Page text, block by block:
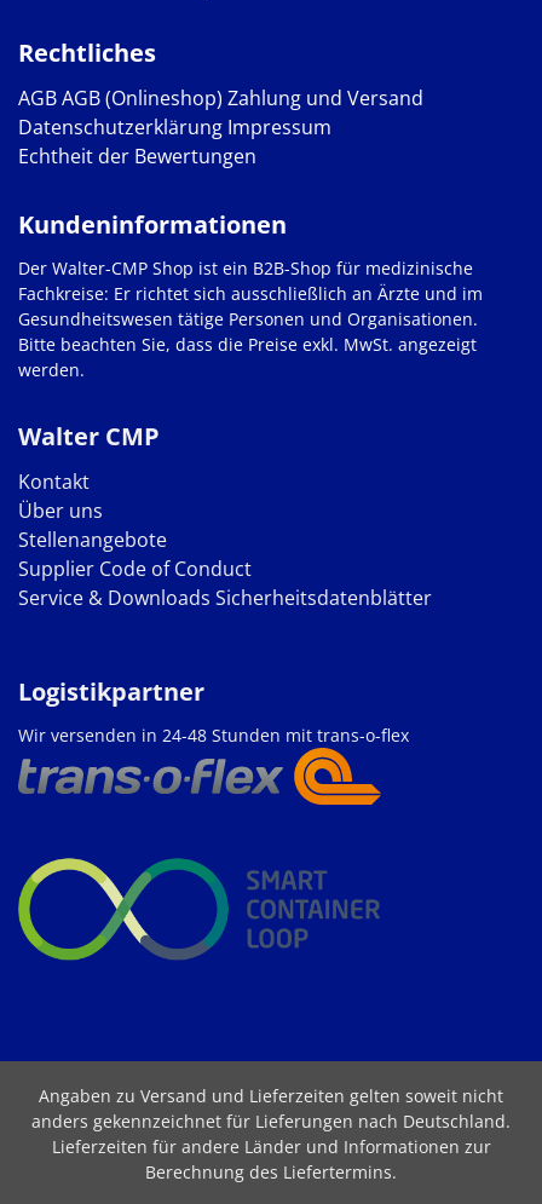
Rechtliches
AGBAGB (Onlineshop) Zahlung und Versand
Datenschutzerklärung Impressum
Echtheit der Bewertungen
Walter CMP
Kontakt
Über uns
Stellenangebote
Supplier Code of Conduct
Service & Downloads Sicherheitsdatenblätter
Kundeninformationen
Der Walter-CMP Shop ist ein B2B-Shop für medizinische
Fachkreise: Er richtet sich ausschließlich an Ärzte und im
Gesundheitswesen tätige Personen und Organisationen.
Bitte beachten Sie, dass die Preise exkl. MwSt. angezeigt
werden.
Logistikpartner
Wir versenden in 24-48 Stunden mit trans-o-flex
Angaben zu Versand und Lieferzeiten gelten soweit nicht
anders gekennzeichnet für Lieferungen nach Deutschland.
Lieferzeiten für andere Länder und Informationen zur
Berechnung des Liefertermins.